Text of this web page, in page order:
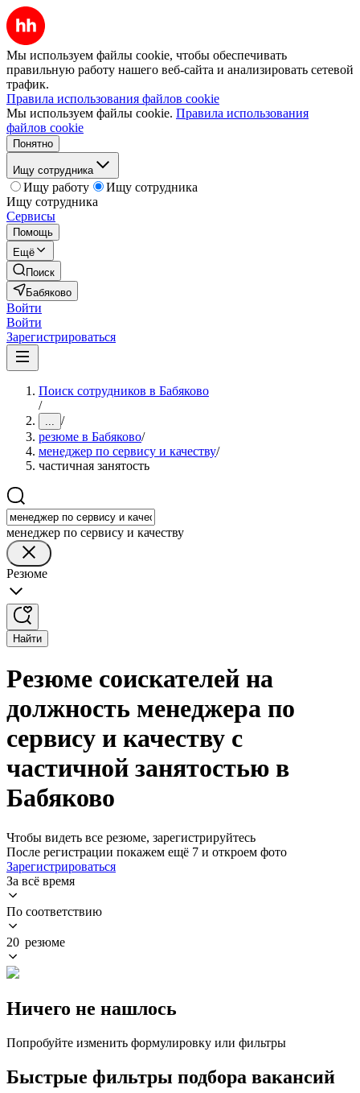
Мы используем файлы cookie, чтобы обеспечивать
правильную работу нашего веб-сайта и анализировать сетевой
трафик.
Правила использования файлов cookie
Мы используем файлы cookie. Правила использования
файлов cookie
Понятно
Ищу сотрудника
Ищу работу
Ищу сотрудника
Ищу сотрудника
Сервисы
Помощь
Ещё
Поиск
Бабяково
Войти
Войти
Зарегистрироваться
Поиск сотрудников в Бабяково
/
... /
резюме в Бабяково/
менеджер по сервису и качеству/
частичная занятость
менеджер по сервису и качеству
Резюме
Найти
Резюме соискателей на
должность менеджера по
сервису и качеству с
частичной занятостью в
Бабяково
Чтобы видеть все резюме, зарегистрируйтесь
После регистрации покажем ещё 7 и откроем фото
Зарегистрироваться
За всё время
По соответствию
20 резюме
Ничего не нашлось
Попробуйте изменить формулировку или фильтры
Быстрые фильтры подбора вакансий